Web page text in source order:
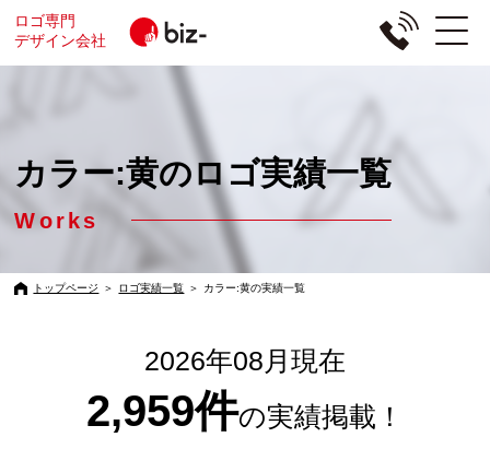
ロゴ専門
デザイン会社
カラー:黄のロゴ実績一覧
Works
トップページ ＞ ロゴ実績一覧 ＞ カラー:黄の実績一覧
2026年08月現在
2,959件の実績掲載！